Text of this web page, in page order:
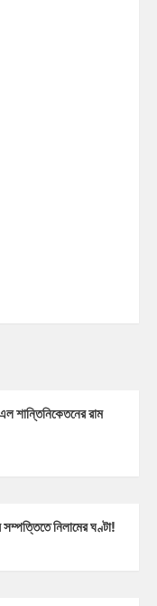
শান্তিনিকেতনের রাম
নিলামের ঘণ্টা!